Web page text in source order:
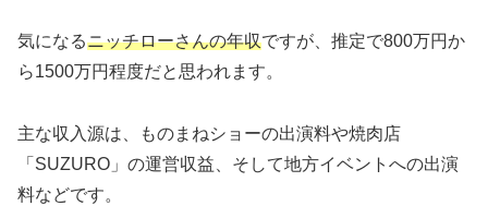
気になるニッチローさんの年収ですが、推定で800万円か
ら1500万円程度だと思われます。
主な収入源は、ものまねショーの出演料や焼肉店
「SUZURO」の運営収益、そして地方イベントへの出演
料などです。